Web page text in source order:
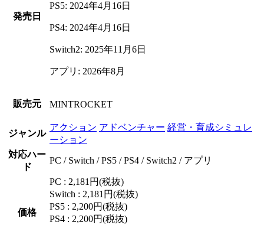
発売日
PS5: 2024年4月16日
PS4: 2024年4月16日
Switch2: 2025年11月6日
アプリ: 2026年8月
販売元 MINTROCKET
ジャンル
アクション アドベンチャー 経営・育成シミュレ
ーション
対応ハー
ド
PC / Switch / PS5 / PS4 / Switch2 / アプリ
価格
PC : 2,181円(税抜)
Switch : 2,181円(税抜)
PS5 : 2,200円(税抜)
PS4 : 2,200円(税抜)